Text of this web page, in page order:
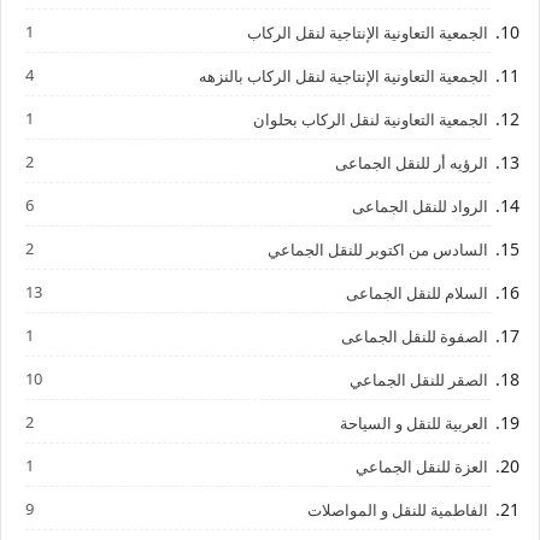
الجمعية التعاونية الإنتاجية لنقل الركاب 1
الجمعية التعاونية الإنتاجية لنقل الركاب بالنزهه 4
الجمعية التعاونية لنقل الركاب بحلوان 1
الرؤيه أر للنقل الجماعى 2
الرواد للنقل الجماعى 6
السادس من اكتوبر للنقل الجماعي 2
السلام للنقل الجماعى 13
الصفوة للنقل الجماعى 1
الصقر للنقل الجماعي 10
العربية للنقل و السياحة 2
العزة للنقل الجماعي 1
الفاطمية للنقل و المواصلات 9